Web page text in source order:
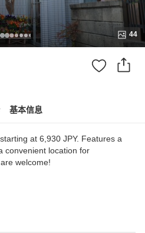
44
基本信息
at 6,930 JPY. Features a
convenient location for
welcome!